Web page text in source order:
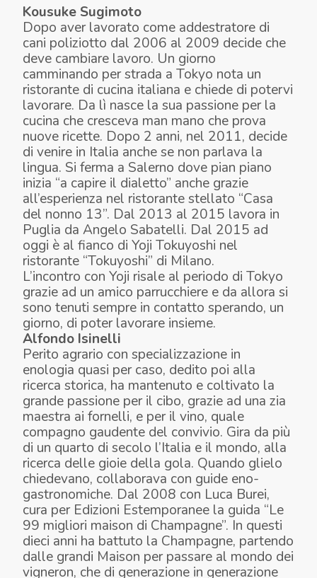
Kousuke Sugimoto
Dopo aver lavorato come addestratore di
cani poliziotto dal 2006 al 2009 decide che
deve cambiare lavoro. Un giorno
camminando per strada a Tokyo nota un
ristorante di cucina italiana e chiede di potervi
lavorare. Da lì nasce la sua passione per la
cucina che cresceva man mano che prova
nuove ricette. Dopo 2 anni, nel 2011, decide
di venire in Italia anche se non parlava la
lingua. Si ferma a Salerno dove pian piano
inizia “a capire il dialetto” anche grazie
all’esperienza nel ristorante stellato “Casa
del nonno 13”. Dal 2013 al 2015 lavora in
Puglia da Angelo Sabatelli. Dal 2015 ad
oggi è al fianco di Yoji Tokuyoshi nel
ristorante “Tokuyoshi” di Milano.
L’incontro con Yoji risale al periodo di Tokyo
grazie ad un amico parrucchiere e da allora si
sono tenuti sempre in contatto sperando, un
giorno, di poter lavorare insieme.
Alfondo Isinelli
Perito agrario con specializzazione in
enologia quasi per caso, dedito poi alla
ricerca storica, ha mantenuto e coltivato la
grande passione per il cibo, grazie ad una zia
maestra ai fornelli, e per il vino, quale
compagno gaudente del convivio. Gira da più
di un quarto di secolo l’Italia e il mondo, alla
ricerca delle gioie della gola. Quando glielo
chiedevano, collaborava con guide eno-
gastronomiche. Dal 2008 con Luca Burei,
cura per Edizioni Estemporanee la guida “Le
99 migliori maison di Champagne”. In questi
dieci anni ha battuto la Champagne, partendo
dalle grandi Maison per passare al mondo dei
vigneron, che di generazione in generazione